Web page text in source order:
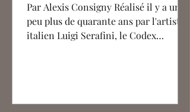
Par Alexis Consigny Réalisé il y a un
peu plus de quarante ans par l'artiste
italien Luigi Serafini, le Codex